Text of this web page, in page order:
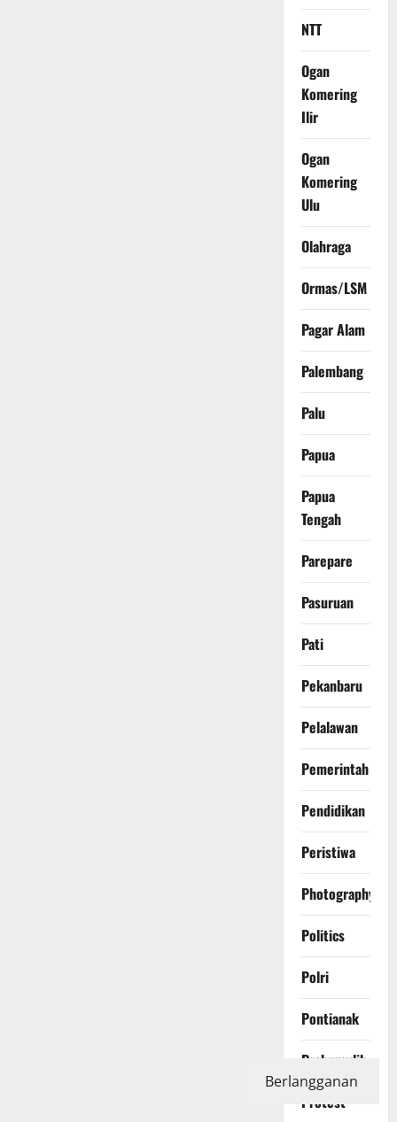
NTT
Ogan
Komering
Ilir
Ogan
Komering
Ulu
Olahraga
Ormas/LSM
Pagar Alam
Palembang
Palu
Papua
Papua
Tengah
Parepare
Pasuruan
Pati
Pekanbaru
Pelalawan
Pemerintah
Pendidikan
Peristiwa
Photography
Politics
Polri
Pontianak
Prabumulih
Protest
Berlangganan